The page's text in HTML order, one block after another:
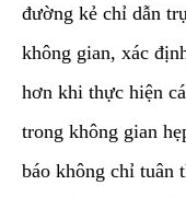
đường kẻ chỉ dẫn
không gian, xác
hơn khi thực hiện
trong không gian
báo không chỉ tuân